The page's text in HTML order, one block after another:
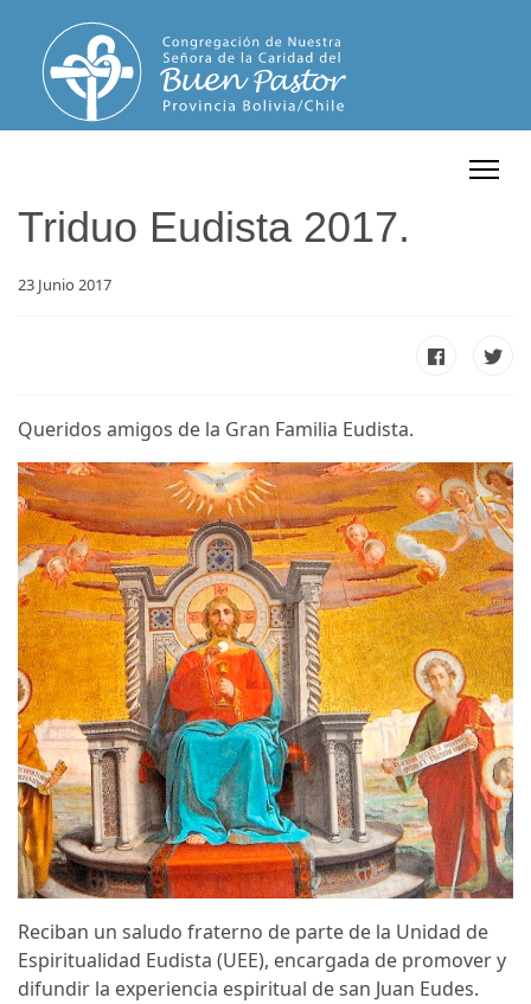
Triduo Eudista 2017.
23 Junio 2017
Queridos amigos de la Gran Familia Eudista.
Reciban un saludo fraterno de parte de la Unidad de
Espiritualidad Eudista (UEE), encargada de promover y
difundir la experiencia espiritual de san Juan Eudes.